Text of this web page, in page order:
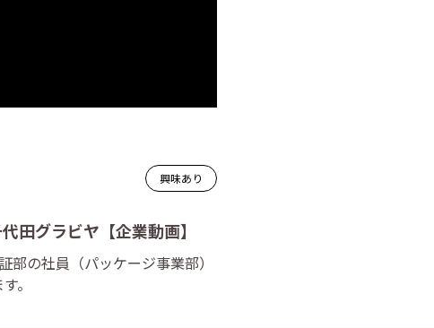
興味あり
グラビヤ【企業動画】
の社員（パッケージ事業部）
。